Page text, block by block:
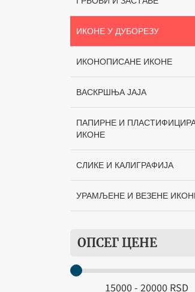
ИКОНЕ У ДУБОРЕЗУ
ИКОНОПИСАНЕ ИКОНЕ
ВАСКРШЊА ЈАЈА
ПАПИРНЕ И
ИКОНЕ
СЛИКЕ И КАЛИГРАФИЈА
УРАМЉЕНЕ И ВЕЗЕНЕ
ОПСЕГ ЦЕНЕ